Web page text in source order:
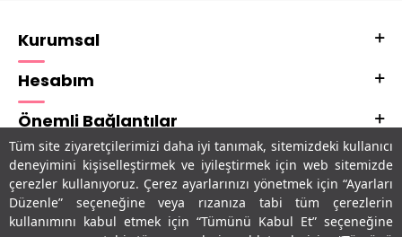
Tüm site ziyaretçilerimizi daha iyi tanımak, sitemizdeki kullanıcı
deneyimini kişiselleştirmek ve iyileştirmek için web sitemizde
çerezler kullanıyoruz. Çerez ayarlarınızı yönetmek için “Ayarları
Düzenle” seçeneğine veya rızanıza tabi tüm çerezlerin
kullanımını kabul etmek için “Tümünü Kabul Et” seçeneğine
Kurumsal
Hesabım
Önemli Bağlantılar
Adres & İletişim
Uygulamalarımız